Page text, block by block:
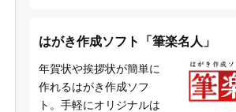
はがき作成ソフト「筆楽名人」
年賀状や挨拶状が簡単に
作れるはがき作成ソフ
ト。手軽にオリジナルは